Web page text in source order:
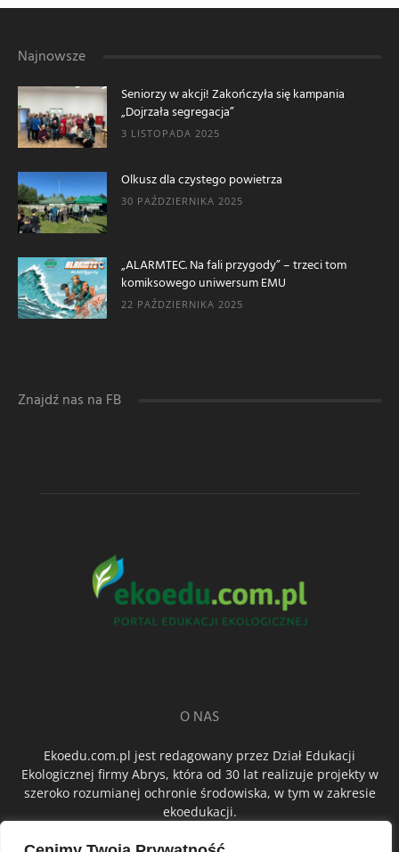
Najnowsze
Seniorzy w akcji! Zakończyła się kampania
„Dojrzała segregacja”
3 LISTOPADA 2025
Olkusz dla czystego powietrza
30 PAŹDZIERNIKA 2025
„ALARMTEC. Na fali przygody” – trzeci tom
komiksowego uniwersum EMU
22 PAŹDZIERNIKA 2025
Znajdź nas na FB
O NAS
Ekoedu.com.pl jest redagowany przez Dział Edukacji
Ekologicznej firmy Abrys, która od 30 lat realizuje projekty w
szeroko rozumianej ochronie środowiska, w tym w zakresie
ekoedukacji.